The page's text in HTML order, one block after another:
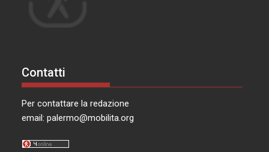
Contatti
Per contattare la redazione
email:palermo@mobilita.org